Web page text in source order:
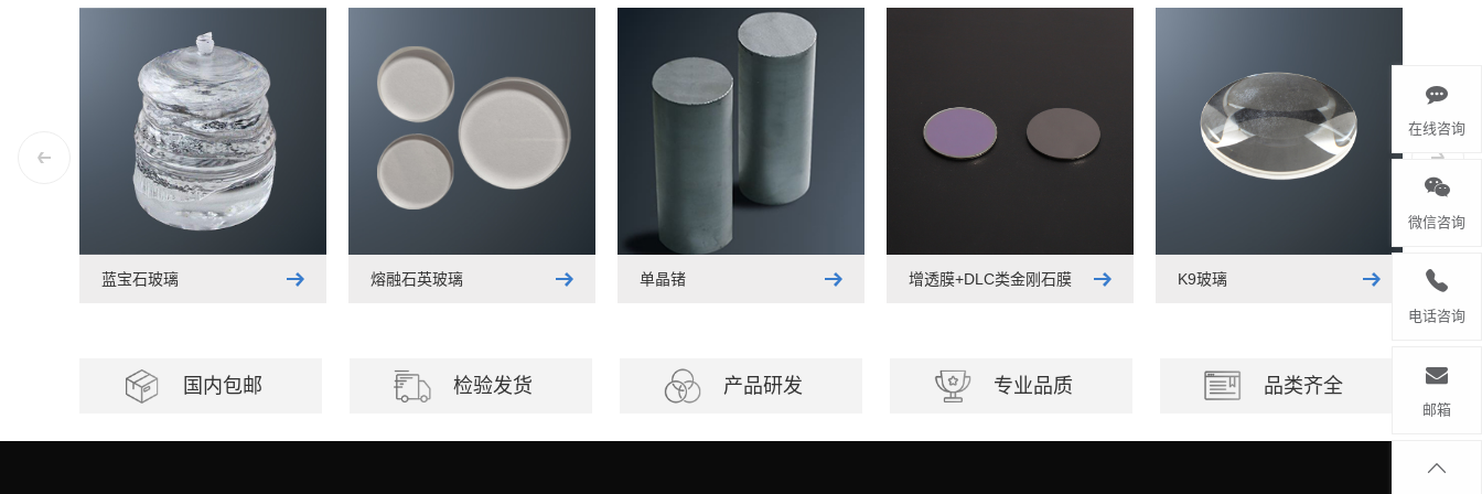
蓝宝石玻璃 熔融石英玻璃 单晶锗 增透膜+DLC类金刚石膜 K9玻璃
国内包邮 检验发货 产品研发 专业品质 品类齐全
在线咨询
微信咨询
电话咨询
邮箱